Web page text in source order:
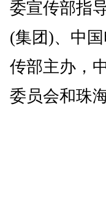
委宣传部指
(集团)、中
传部主办，
委员会和珠